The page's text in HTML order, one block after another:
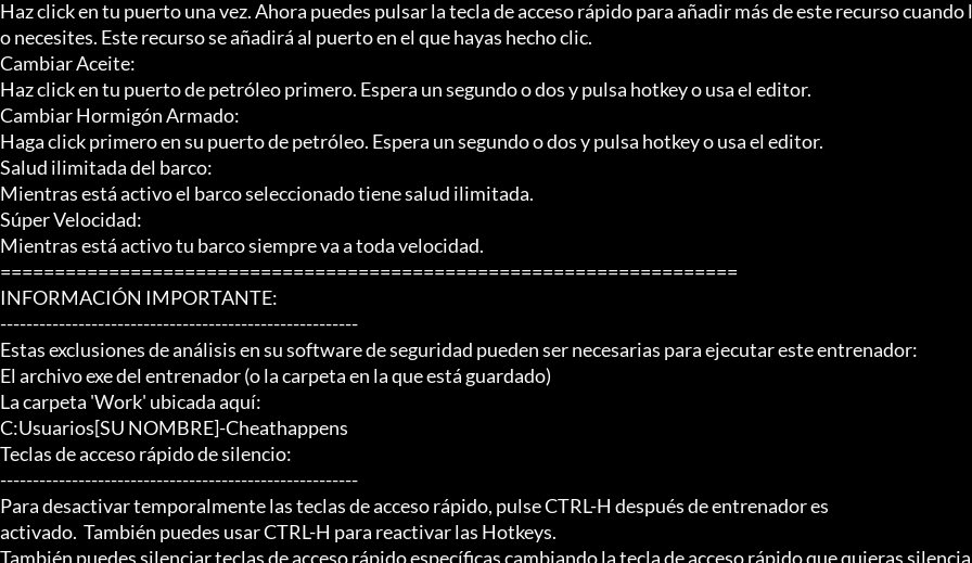
Haz click en tu puerto una vez. Ahora puedes pulsar la tecla de acceso rápido para añadir más de este recurso cuando l
o necesites. Este recurso se añadirá al puerto en el que hayas hecho clic.
Cambiar Aceite:
Haz click en tu puerto de petróleo primero. Espera un segundo o dos y pulsa hotkey o usa el editor.
Cambiar Hormigón Armado:
Haga click primero en su puerto de petróleo. Espera un segundo o dos y pulsa hotkey o usa el editor.
Salud ilimitada del barco:
Mientras está activo el barco seleccionado tiene salud ilimitada.
Súper Velocidad:
Mientras está activo tu barco siempre va a toda velocidad.
====================================================================
INFORMACIÓN IMPORTANTE:
-------------------------------------------------------
Estas exclusiones de análisis en su software de seguridad pueden ser necesarias para ejecutar este entrenador:
El archivo exe del entrenador (o la carpeta en la que está guardado)
La carpeta 'Work' ubicada aquí:
C:Usuarios[SU NOMBRE]-Cheathappens
Teclas de acceso rápido de silencio:
-------------------------------------------------------
Para desactivar temporalmente las teclas de acceso rápido, pulse CTRL-H después de entrenador es
activado.  También puedes usar CTRL-H para reactivar las Hotkeys.
También puedes silenciar teclas de acceso rápido específicas cambiando la tecla de acceso rápido que quieras